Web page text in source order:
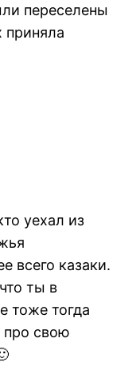
переселены
приняла
уехал из
всего казаки.
ты в
тоже тогда
про свою